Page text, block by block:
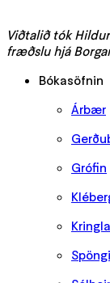
Viðtalið tók
fræðslu hjá
Bókasöfnin
Árbær
Grófin